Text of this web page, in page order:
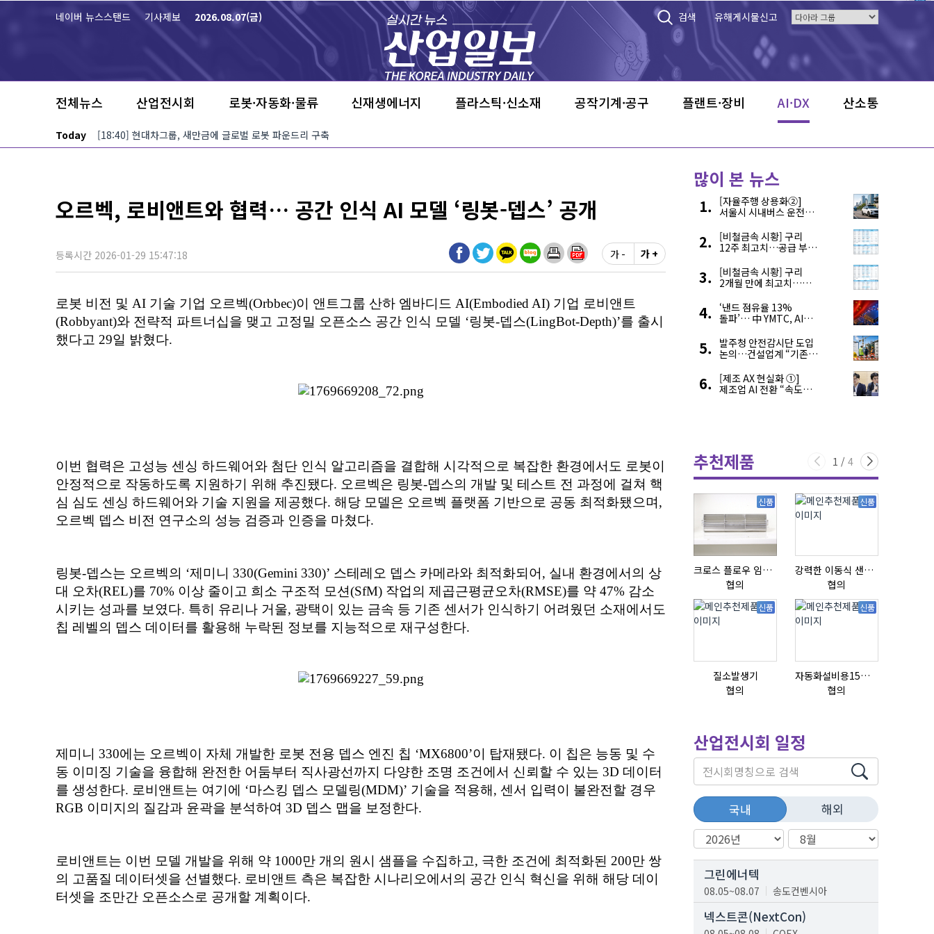
네이버 뉴스스탠드 기사제보 2026.08.07(금) 검색 유해게시물신고
전체뉴스 산업전시회 로봇·자동화·물류 신재생에너지 플라스틱·신소재 공작기계·공구 플랜트·장비 AI·DX 산소통
Today [18:40] 현대차그룹, 새만금에 글로벌 로봇 파운드리 구축
오르벡, 로비앤트와 협력… 공간 인식 AI 모델 ‘링봇-뎁스’ 공개
등록시간 2026-01-29 15:47:18 가 - 가 +
많이 본 뉴스
[자율주행 상용화②]
서울시 시내버스 운전자
해결한다
[비철금속 시황] 구리
12주 최고치…공급 부족
[비철금속 시황] 구리
2개월 만에 최고치…
우려 확대
‘낸드 점유율 13%
돌파’… 中 YMTC, AI
4위 맹추격
발주청 안전감시단 도입
논의…건설업계 “기존
[제조 AX 현실화 ①]
제조업 AI 전환 “속도와
추천제품 1 / 4
신품
크로스 플로우 임펠라
협의
신품
강력한 이동식 샌딩기 / 고급 이태리 IBIX샌드블라스터
협의
신품
질소발생기
협의
신품
자동화설비용15ml자동주입기
협의
산업전시회 일정
국내 해외
그린에너텍
08.05~08.07 송도컨벤시아
넥스트콘(NextCon)